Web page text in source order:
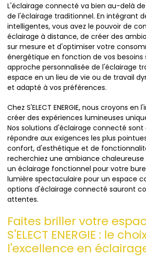
L'éclairage connecté va bien au-delà
de l'éclairage traditionnel. En intégrant
intelligentes, vous avez le pouvoir de
éclairage à distance, de créer des
sur mesure et d'optimiser votre
énergétique en fonction de vos besoins
approche personnalisée de l'éclairage
espace en un lieu de vie ou de travail
et adapté à vos préférences.
Chez S'ELECT ENERGIE, nous croyons
créer des expériences lumineuses
Nos solutions d'éclairage connecté
répondre aux exigences les plus
confort, d'esthétique et de
recherchiez une ambiance chaleureuse
un éclairage fonctionnel pour votre
lumière spectaculaire pour un espace
options d'éclairage connecté sauront
attentes.
Faites briller votre
S'ELECT ENERGIE : le
l'excellence en